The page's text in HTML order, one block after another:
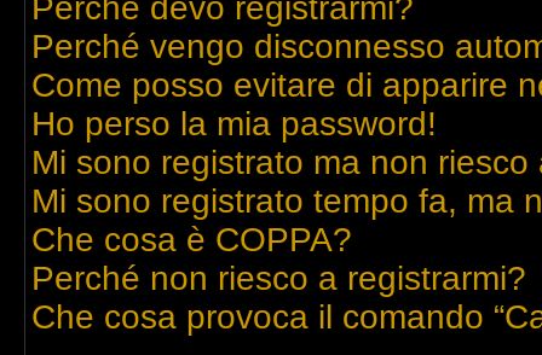
Perché devo registrarmi?
Perché vengo disconnesso
Come posso evitare di apparire
Ho perso la mia password!
Mi sono registrato ma non riesco
Mi sono registrato tempo fa, ma
Che cosa è COPPA?
Perché non riesco a registrarmi?
Che cosa provoca il comando